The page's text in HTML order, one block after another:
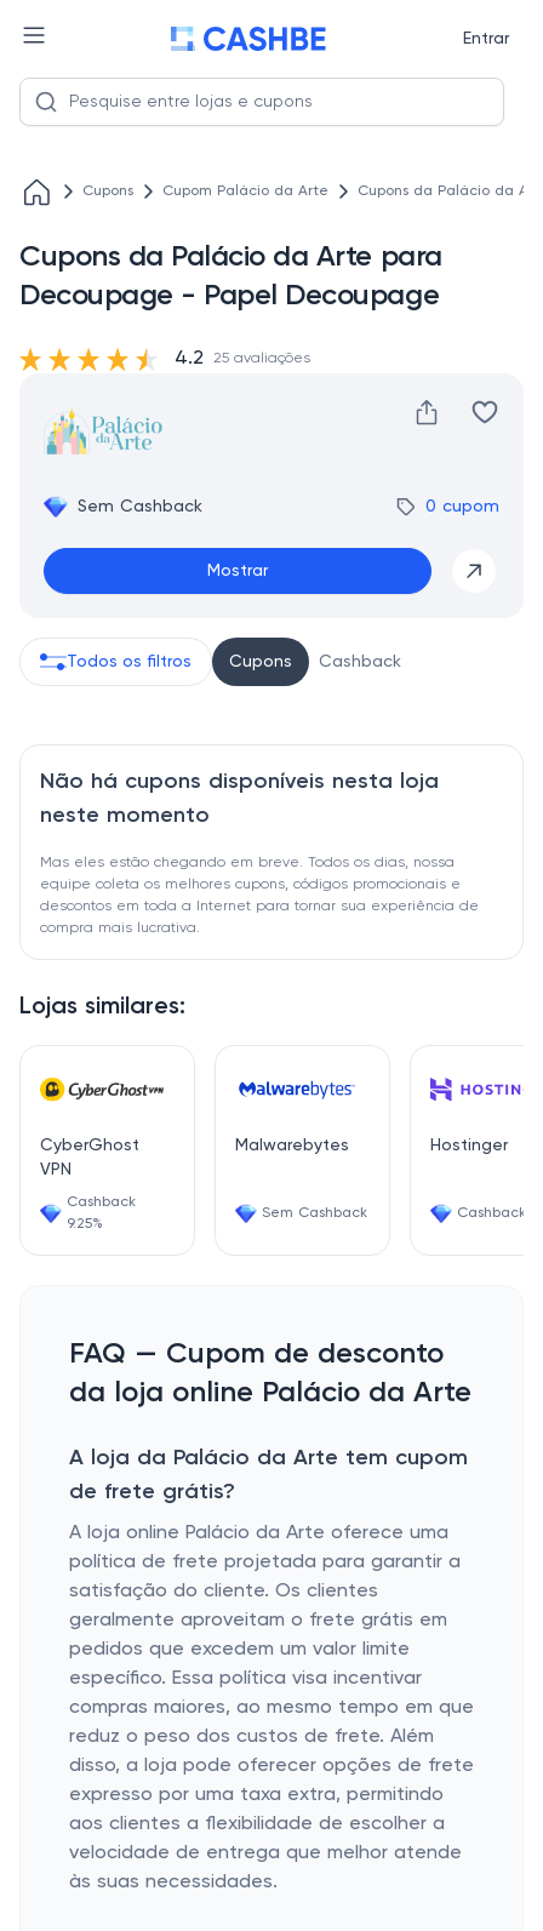
Entrar
Cupons Cupom Palácio da Arte Cupons da Palácio da
Cupons da Palácio da Arte para
Decoupage - Papel Decoupage
Sem Cashback 0 cupom
Mostrar
4.2 25 avaliações
Lojas similares:
CyberGhost
VPN
Cashback
9.25%
Malwarebytes
Sem Cashback
Hostinger
Cashback
Todos os filtros Cupons Cashback
Não há cupons disponíveis nesta loja
neste momento
Mas eles estão chegando em breve. Todos os dias, nossa
equipe coleta os melhores cupons, códigos promocionais e
descontos em toda a Internet para tornar sua experiência de
compra mais lucrativa.
FAQ — Cupom de desconto
da loja online Palácio da Arte
A loja da Palácio da Arte tem cupom
de frete grátis?
A loja online Palácio da Arte oferece uma
política de frete projetada para garantir a
satisfação do cliente. Os clientes
geralmente aproveitam o frete grátis em
pedidos que excedem um valor limite
específico. Essa política visa incentivar
compras maiores, ao mesmo tempo em que
reduz o peso dos custos de frete. Além
disso, a loja pode oferecer opções de frete
expresso por uma taxa extra, permitindo
aos clientes a flexibilidade de escolher a
velocidade de entrega que melhor atende
às suas necessidades.